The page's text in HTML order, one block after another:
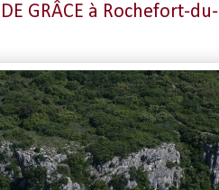
GRÂCE à Rochefort-du-